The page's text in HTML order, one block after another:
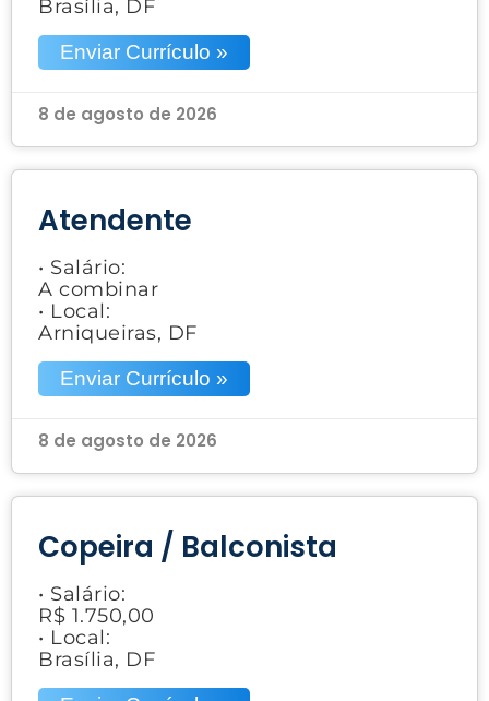
Brasília, DF
Enviar Currículo »
8 de agosto de 2026
Atendente
• Salário:
A combinar
• Local:
Arniqueiras, DF
Enviar Currículo »
8 de agosto de 2026
Copeira / Balconista
• Salário:
R$ 1.750,00
• Local:
Brasília, DF